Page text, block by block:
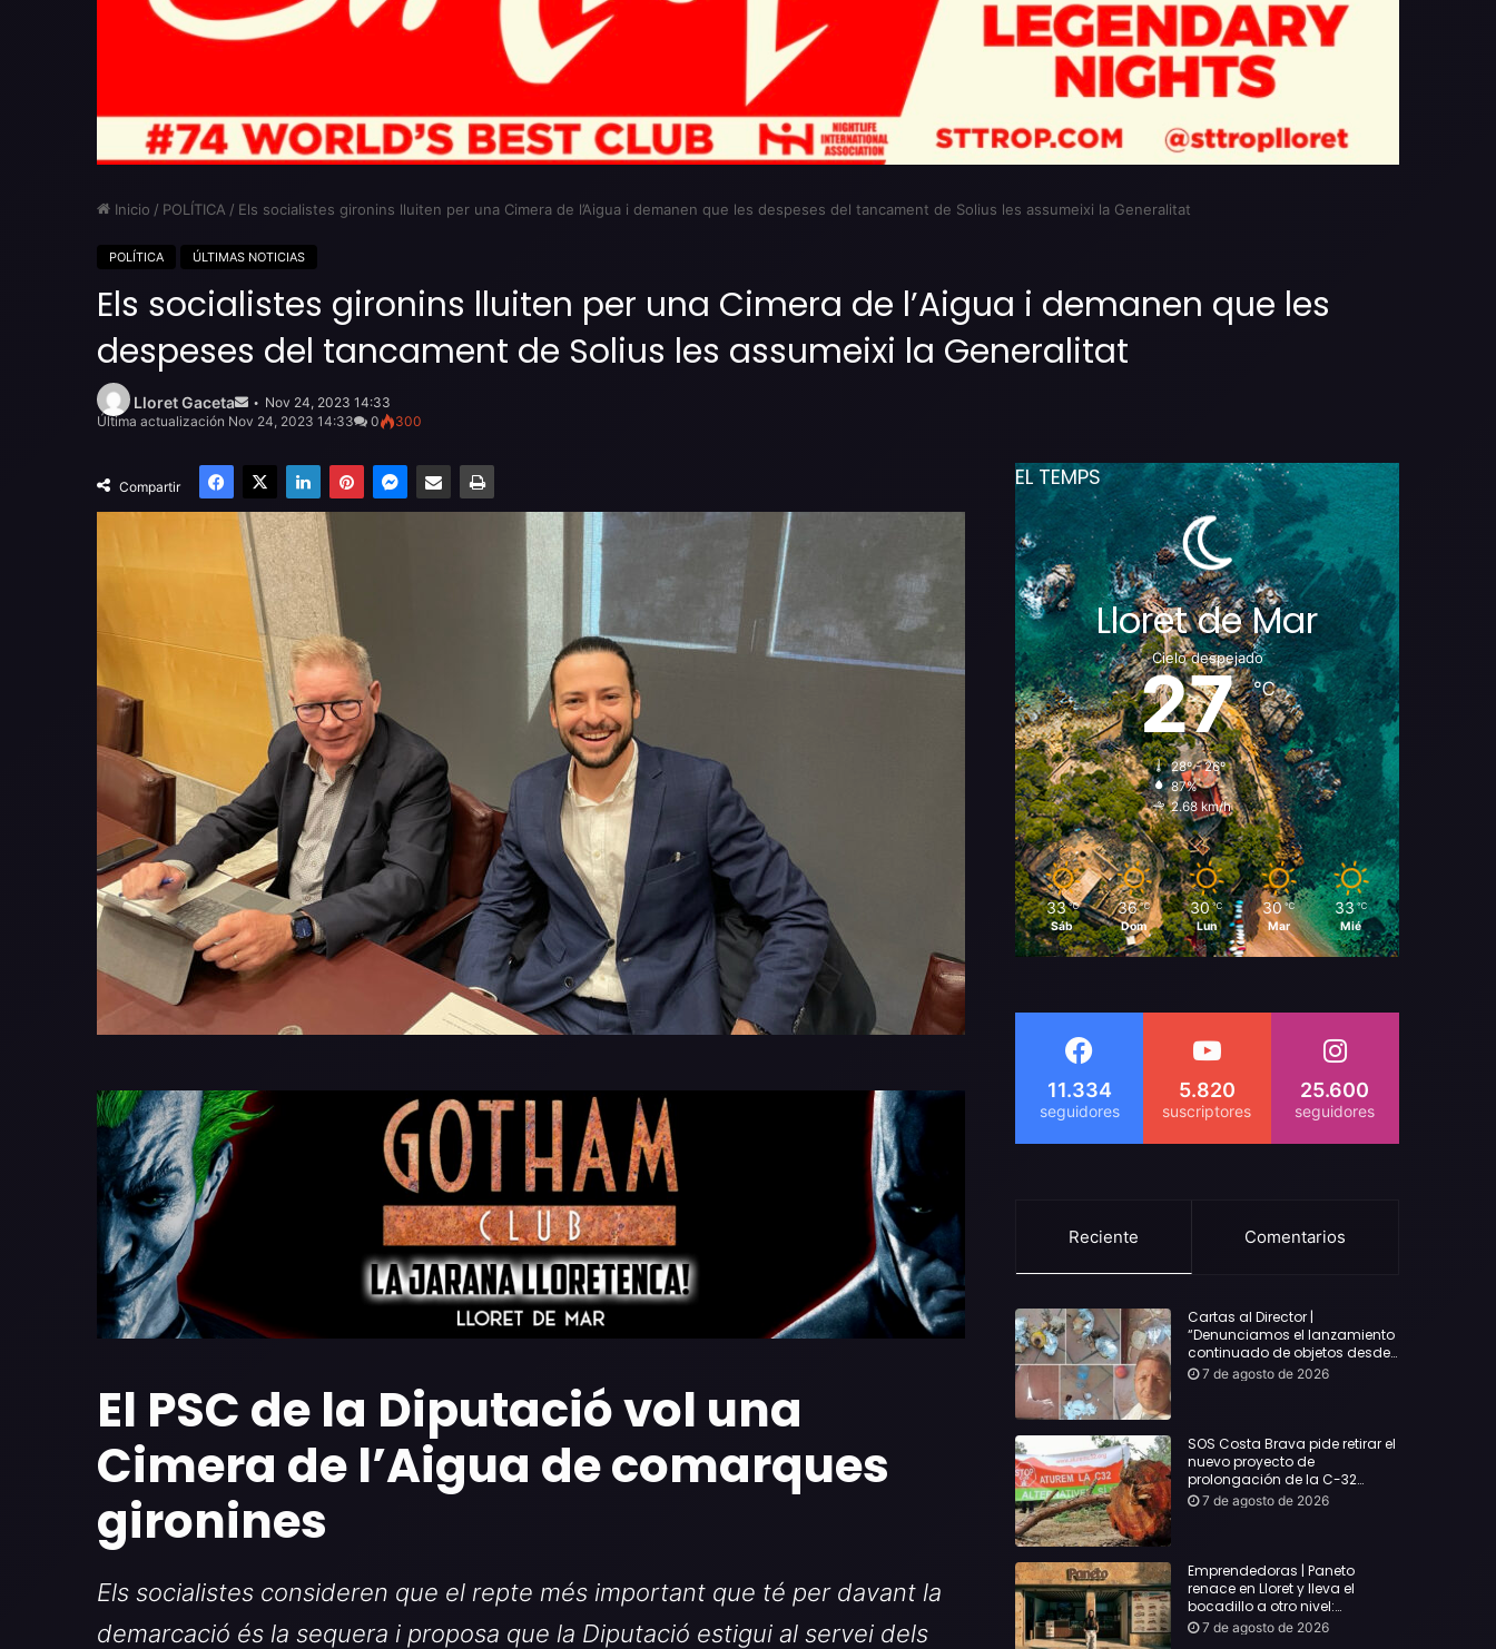
Inicio / POLÍTICA / Els socialistes gironins lluiten per una Cimera de l’Aigua i demanen que les despeses del tancament de Solius les assumeixi la Generalitat
POLÍTICA ÚLTIMAS NOTICIAS
Els socialistes gironins lluiten per una Cimera de l’Aigua i demanen que les
despeses del tancament de Solius les assumeixi la Generalitat
Lloret Gaceta
emailNov 24, 2023 14:33
Última actualización Nov 24, 2023 14:33
0 300
Compartir
Facebook
X LinkedInPinterestMessenger
Compartir por email Imprimir
El PSC de la Diputació vol una
Cimera de l’Aigua de comarques
gironines
Els socialistes consideren que el repte més important que té per davant la
demarcació és la sequera i proposa que la Diputació estigui al servei dels
EL TEMPS
Lloret de Mar
Cielo despejado
27℃
28º - 26º
87%
2.68 km/h
33 ℃
Sáb
36 ℃
Dom
30 ℃
Lun
30 ℃
Mar
33 ℃
Mié
11.334 5.820 25.600
Reciente Comentarios
Cartas al Director |
“Denunciamos el lanzamiento
continuado de objetos desde
alojamientos turísticos a
7 de agosto de 2026
SOS Costa Brava pide retirar el
nuevo proyecto de
prolongación de la C-32
hasta Lloret y reclama la
7 de agosto de 2026
Emprendedoras | Paneto
renace en Lloret y lleva el
bocadillo a otro nivel:
producto km 0 y espíritu
7 de agosto de 2026